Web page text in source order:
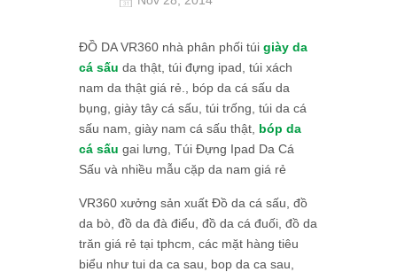
ĐỒ DA VR360 nhà phân phối túi giày da
cá sấu da thật, túi đựng ipad, túi xách
nam da thật giá rẻ., bóp da cá sấu da
bụng, giày tây cá sấu, túi trống, túi da cá
sấu nam, giày nam cá sấu thật, bóp da
cá sấu gai lưng, Túi Đựng Ipad Da Cá
Sấu và nhiều mẫu cặp da nam giá rẻ
VR360 xưởng sản xuất Đồ da cá sấu, đồ
da bò, đồ da đà điểu, đồ da cá đuối, đồ da
trăn giá rẻ tại tphcm, các mặt hàng tiêu
biểu như tui da ca sau, bop da ca sau,